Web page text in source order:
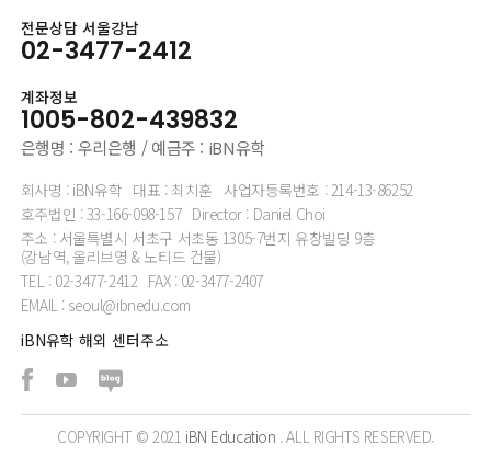
전문상담 서울강남
02-3477-2412
계좌정보
1005-802-439832
은행명 : 우리은행 / 예금주 : iBN유학
회사명 : iBN유학 대표 : 최치훈 사업자등록번호 : 214-13-86252
호주법인 : 33-166-098-157 Director : Daniel Choi
주소 : 서울특별시 서초구 서초동 1305-7번지 유창빌딩 9층
(강남역, 올리브영 & 노티드 건물)
TEL : 02-3477-2412 FAX : 02-3477-2407
EMAIL : seoul@ibnedu.com
iBN유학 해외 센터주소
COPYRIGHT © 2021 iBN Education . ALL RIGHTS RESERVED.